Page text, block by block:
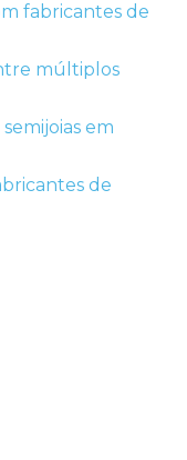
fabricantes de
múltiplos
em
de